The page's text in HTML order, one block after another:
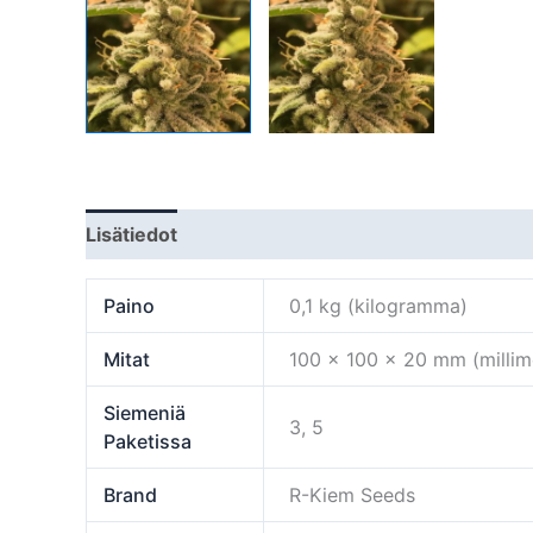
Lisätiedot
Paino 0,1 kg (kilogramma)
Mitat 100 × 100 × 20 mm
Siemeniä
Paketissa
3, 5
Brand R-Kiem Seeds